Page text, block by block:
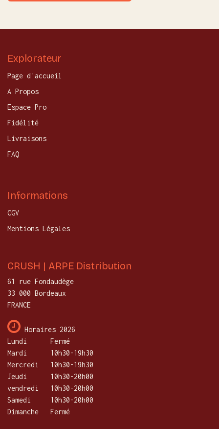
Explorateur
Page d'accueil
A Propos
Espace Pro
Fidélité
Livraisons
FAQ
Informations
CGV
Mentions Légales
CRUSH | ARPE Distribution
61 rue Fondaudège
33 000 Bordeaux
FRANCE
Horaires 2026
Lundi
​Fermé
Mardi
10h30-19h30
Mercredi
​10h30-19h30
Jeudi
10h30-20h00
vendredi
10h30-20h00
Samedi
10h30-20h00
Dimanche
Fermé